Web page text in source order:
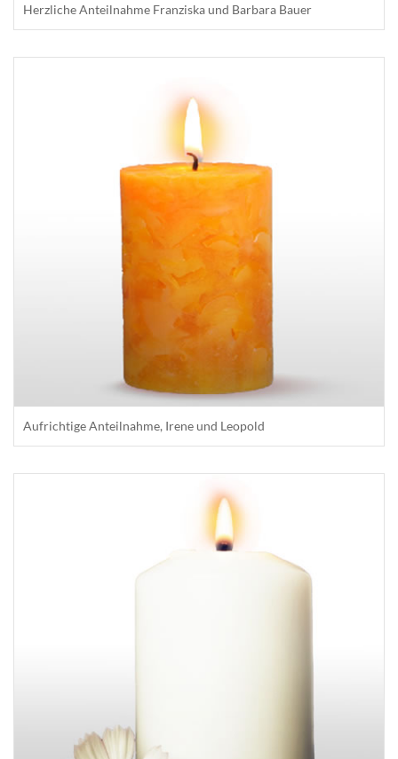
Herzliche Anteilnahme Franziska und Barbara Bauer
Aufrichtige Anteilnahme, Irene und Leopold